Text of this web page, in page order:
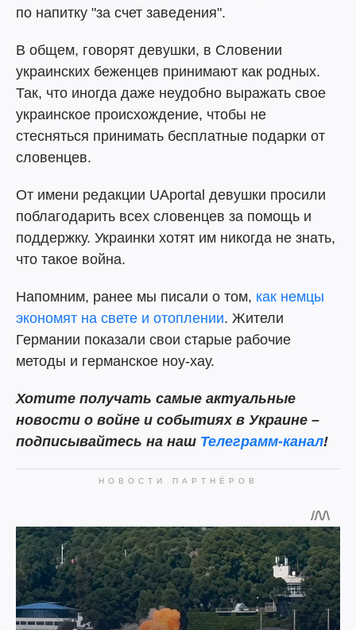
по напитку "за счет заведения".
В общем, говорят девушки, в Словении
украинских беженцев принимают как родных.
Так, что иногда даже неудобно выражать свое
украинское происхождение, чтобы не
стесняться принимать бесплатные подарки от
словенцев.
От имени редакции UAportal девушки просили
поблагодарить всех словенцев за помощь и
поддержку. Украинки хотят им никогда не знать,
что такое война.
Напомним, ранее мы писали о том, как немцы
экономят на свете и отоплении. Жители
Германии показали свои старые рабочие
методы и германское ноу-хау.
Хотите получать самые актуальные
новости о войне и событиях в Украине –
подписывайтесь на наш Телеграмм-канал!